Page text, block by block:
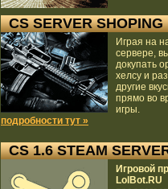
CS SERVER SHOPING
Играя на
сервере,
докупать
хелсу и
другие
прямо во
игры.
подробности тут »
CS 1.6 STEAM
Игровой
LolBot.RU